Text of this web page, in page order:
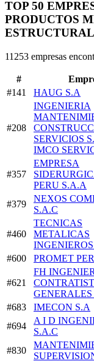
TOP 50
PRODUCTOS
ESTRUCTURAL
11253 empresas
#
#141
HAUG S.A
#208
INGENIERIA
SERVICIOS
IMCO
#357
EMPRESA
PERU S.A.A
#379
NEXOS
S.A.C
#460
TECNICAS
METALICAS
#600 PROMET
#621
FH
GENERALES
#683 IMECON S.A
#694
A I D
S.A.C
#830